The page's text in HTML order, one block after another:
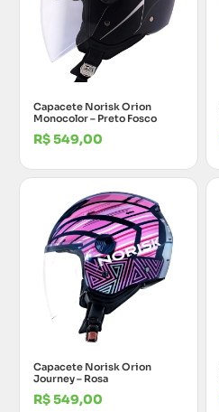
Capacete Norisk Orion
Monocolor – Preto Fosco
R$549,00
Capacete Norisk Orion
Journey – Rosa
R$549,00